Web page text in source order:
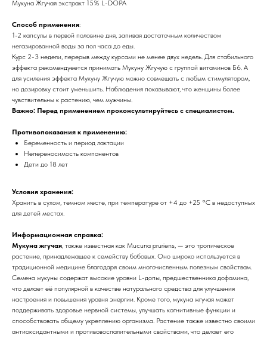
Мукуна Жгучая экстракт 15% L-DOPA
Способ применения:
1-2 капсулы в первой половине дня, запивая достаточным количеством
негазированной воды за пол часа до еды.
Курс 2-3 недели, перерыв между курсами не менее двух недель. Для стабильного
эффекта рекомендуеется принимать Мукуну Жгучую с группой витаминов Б6. А
для усиления эффекта Мукуну Жгучую можно совмещать с любым стимулятором,
но дозировку стоит уменьшить. Наблюдения показывают, что женщины более
чувствительны к растению, чем мужчины.
Важно: Перед применением проконсультируйтесь с специалистом.
Противопоказания к применению:
Беременность и период лактации
Непереносимость компонентов
Дети до 18 лет
Условия хранения:
Хранить в сухом, темном месте, при температуре от +4 до +25 °C в недоступных
для детей местах.
Информационная справка:
Мукуна жгучая, также известная как Mucuna pruriens, — это тропическое
растение, принадлежащее к семейству бобовых. Оно широко используется в
традиционной медицине благодаря своим многочисленным полезным свойствам.
Семена мукуны содержат высокие уровни L-допы, предшественника дофамина,
что делает её популярной в качестве натурального средства для улучшения
настроения и повышения уровня энергии. Кроме того, мукуна жгучая может
поддерживать здоровье нервной системы, улучшать когнитивные функции и
способствовать общему укреплению организма. Растение также известно своими
антиоксидантными и противовоспалительными свойствами, что делает его